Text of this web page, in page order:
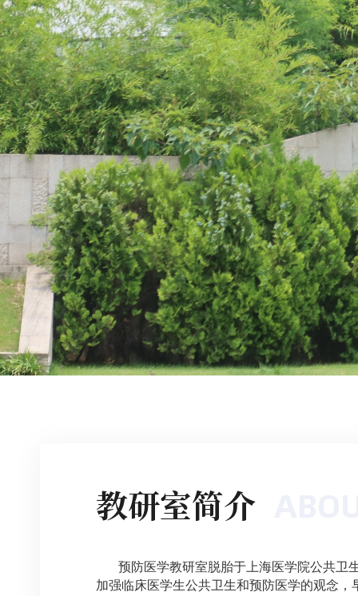
教研室简介
预防医学教研室脱胎于上海医学院公共卫
加强临床医学生公共卫生和预防医学的观念